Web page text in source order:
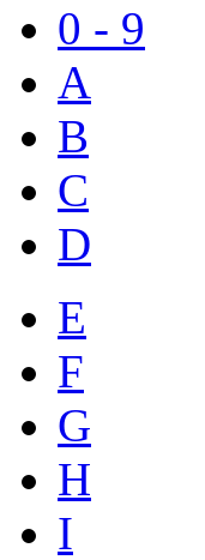
0 - 9
A
B
C
D
E
F
G
H
I